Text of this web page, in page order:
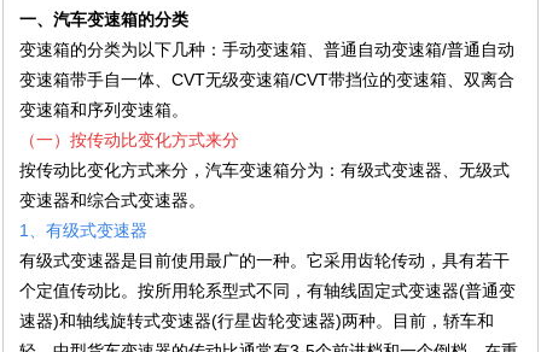
一、汽车变速箱的分类
变速箱的分类为以下几种：手动变速箱、普通自动变速箱/普通自动
变速箱带手自一体、CVT无级变速箱/CVT带挡位的变速箱、双离合
变速箱和序列变速箱。
（一）按传动比变化方式来分
按传动比变化方式来分，汽车变速箱分为：有级式变速器、无级式
变速器和综合式变速器。
1、有级式变速器
有级式变速器是目前使用最广的一种。它采用齿轮传动，具有若干
个定值传动比。按所用轮系型式不同，有轴线固定式变速器(普通变
速器)和轴线旋转式变速器(行星齿轮变速器)两种。目前，轿车和